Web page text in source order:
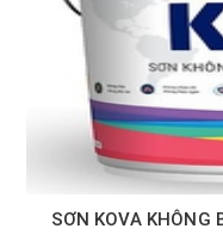
SƠN KOVA KHÔNG